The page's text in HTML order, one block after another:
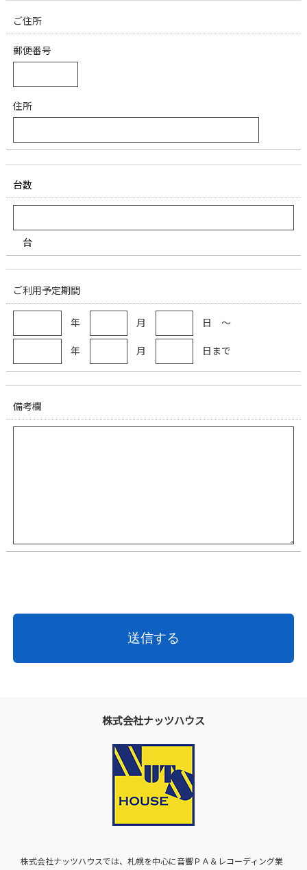
ご住所
郵便番号
住所
台数
台
ご利用予定期間
年 月 日 ～
年 月 日まで
備考欄
株式会社ナッツハウス
株式会社ナッツハウスでは、札幌を中心に音響ＰＡ＆レコーディング業